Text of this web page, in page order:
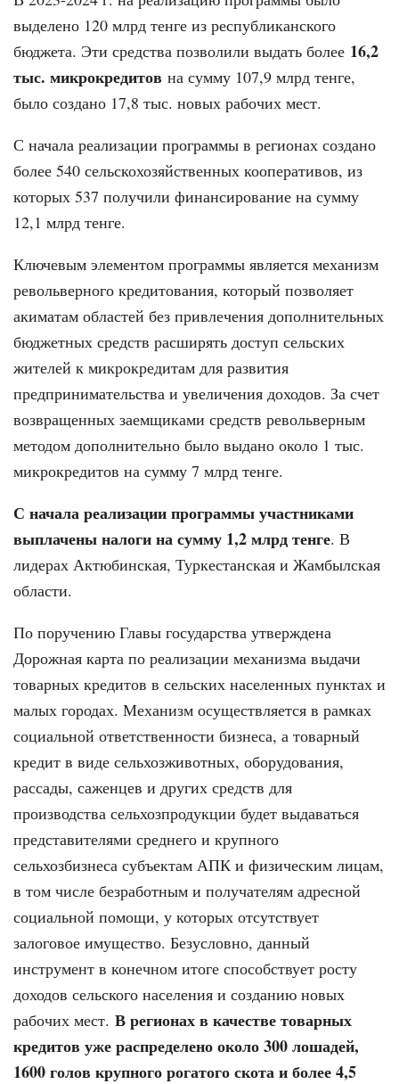
выделено 120 млрд тенге из республиканского
бюджета. Эти средства позволили выдать более 16,2
тыс. микрокредитов на сумму 107,9 млрд тенге,
было создано 17,8 тыс. новых рабочих мест.
С начала реализации программы в регионах создано
более 540 сельскохозяйственных кооперативов, из
которых 537 получили финансирование на сумму
12,1 млрд тенге.
Ключевым элементом программы является механизм
револьверного кредитования, который позволяет
акиматам областей без привлечения дополнительных
бюджетных средств расширять доступ сельских
жителей к микрокредитам для развития
предпринимательства и увеличения доходов. За счет
возвращенных заемщиками средств револьверным
методом дополнительно было выдано около 1 тыс.
микрокредитов на сумму 7 млрд тенге.
С начала реализации программы участниками
выплачены налоги на сумму 1,2 млрд тенге. В
лидерах Актюбинская, Туркестанская и Жамбылская
области.
По поручению Главы государства утверждена
Дорожная карта по реализации механизма выдачи
товарных кредитов в сельских населенных пунктах и
малых городах. Механизм осуществляется в рамках
социальной ответственности бизнеса, а товарный
кредит в виде сельхозживотных, оборудования,
рассады, саженцев и других средств для
производства сельхозпродукции будет выдаваться
представителями среднего и крупного
сельхозбизнеса субъектам АПК и физическим лицам,
в том числе безработным и получателям адресной
социальной помощи, у которых отсутствует
залоговое имущество. Безусловно, данный
инструмент в конечном итоге способствует росту
доходов сельского населения и созданию новых
рабочих мест. В регионах в качестве товарных
кредитов уже распределено около 300 лошадей,
1600 голов крупного рогатого скота и более 4,5